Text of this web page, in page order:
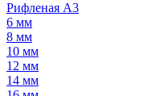
Рифленая А3
6 мм
8 мм
10 мм
12 мм
14 мм